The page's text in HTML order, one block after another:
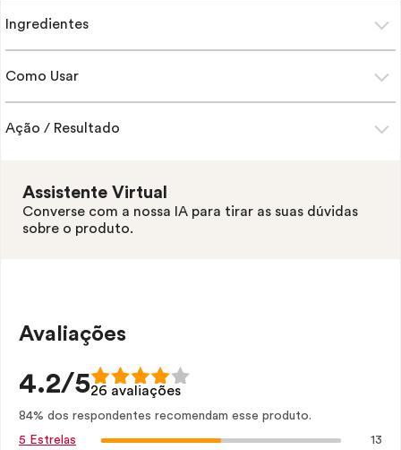
Ingredientes
Como Usar
Ação / Resultado
Assistente Virtual
Converse com a nossa IA para tirar as suas dúvidas
sobre o produto.
Avaliações
4.2/526 avaliações
84% dos respondentes recomendam esse produto.
5 Estrelas
13